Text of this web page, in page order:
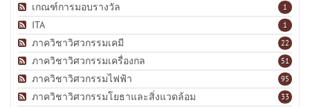
1
เกณฑ์การมอบรางวัล
1
ITA
22
ภาควิชาวิศวกรรมเคมี
51
ภาควิชาวิศวกรรมเครื่องกล
95
ภาควิชาวิศวกรรมไฟฟ้า
33
ภาควิชาวิศวกรรมโยธาและสิ่งแวดล้อม